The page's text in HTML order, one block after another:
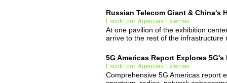
Russian Telecom Giant & China's
Escrito por: Agencias Externas
At one pavilion of the exhibition
arrive to the rest of the infrastructure
5G Americas Report Explores
Escrito por: Agencias Externas
Comprehensive 5G Americas report